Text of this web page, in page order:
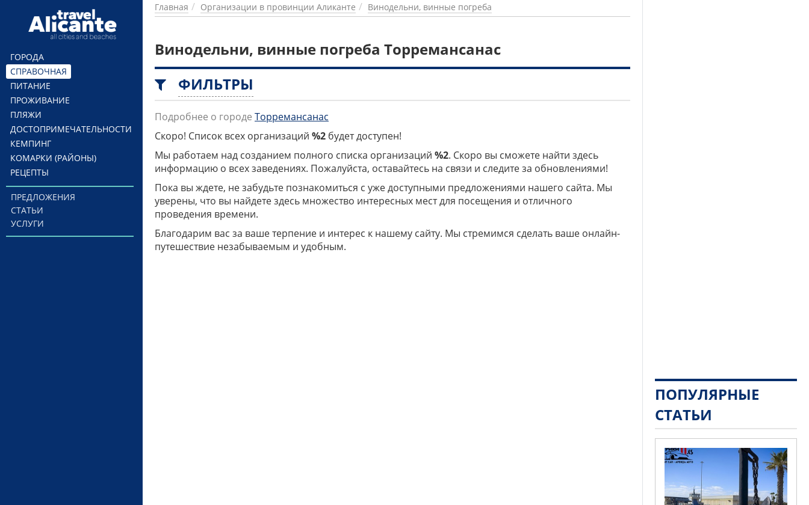
Перейти к основному содержанию
ГОРОДА
СПРАВОЧНАЯ
ПИТАНИЕ
ПРОЖИВАНИЕ
ПЛЯЖИ
ДОСТОПРИМЕЧАТЕЛЬНОСТИ
КЕМПИНГ
КОМАРКИ (РАЙОНЫ)
РЕЦЕПТЫ
ПРЕДЛОЖЕНИЯ
СТАТЬИ
УСЛУГИ
Главная Организации в провинции Аликанте Винодельни, винные погреба
Винодельни, винные погреба Торремансанас
ФИЛЬТРЫ
Подробнее о городе Торремансанас
Скоро! Список всех организаций %2 будет доступен!
Мы работаем над созданием полного списка организаций %2. Скоро вы сможете найти здесь
информацию о всех заведениях. Пожалуйста, оставайтесь на связи и следите за обновлениями!
Пока вы ждете, не забудьте познакомиться с уже доступными предложениями нашего сайта. Мы
уверены, что вы найдете здесь множество интересных мест для посещения и отличного
проведения времени.
Благодарим вас за ваше терпение и интерес к нашему сайту. Мы стремимся сделать ваше онлайн-
путешествие незабываемым и удобным.
ПОПУЛЯРНЫЕ
СТАТЬИ